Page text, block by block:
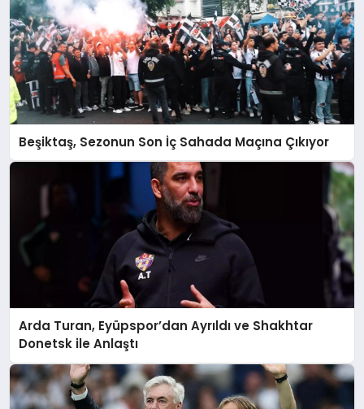
Beşiktaş, Sezonun Son İç Sahada Maçına Çıkıyor
Arda Turan, Eyüpspor’dan Ayrıldı ve Shakhtar
Donetsk ile Anlaştı